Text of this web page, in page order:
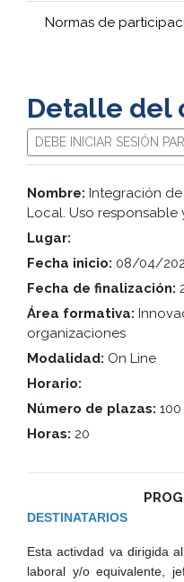
Normas de
Detalle del
DEBE INICIAR SESIÓN
Nombre: Integración de
Local. Uso responsable
Lugar:
Fecha inicio: 08/04/
Fecha de finalización:
Área formativa:
organizaciones
Modalidad: On Line
Horario:
Número de plazas: 100
Horas: 20
DESTINATARIOS
Esta activdad va dirigida
laboral y/o equivalente,